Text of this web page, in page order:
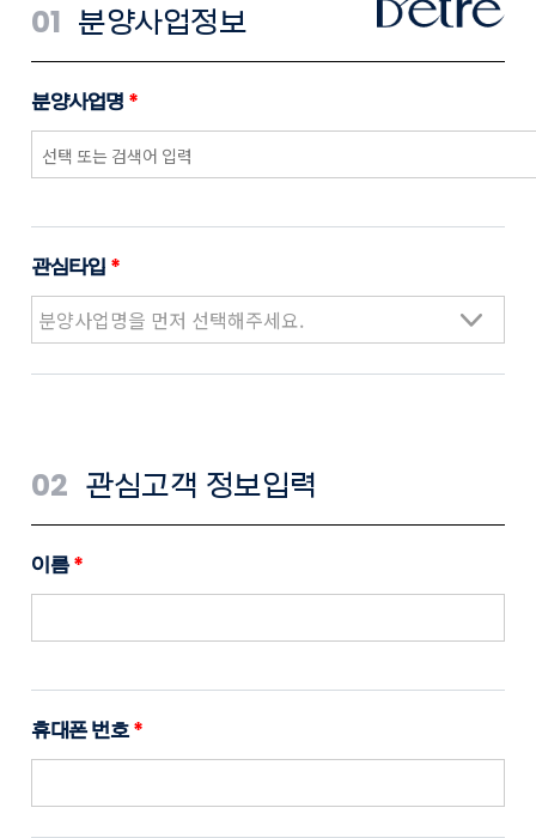
01 분양사업정보
분양사업명 *
관심타입 *
02 관심고객 정보입력
이름*
휴대폰 번호*